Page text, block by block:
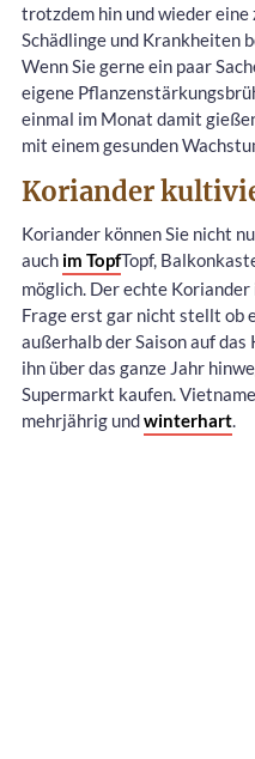
trotzdem hin und wieder
Schädlinge und Krankheiten
Wenn Sie gerne ein paar
eigene
einmal im Monat damit
mit einem gesunden
Koriander
Koriander können Sie nicht
auch im TopfTopf,
möglich. Der echte
Frage erst gar nicht stellt ob
außerhalb der Saison auf
ihn über das ganze Jahr
Supermarkt kaufen.
mehrjährig undwinterhart